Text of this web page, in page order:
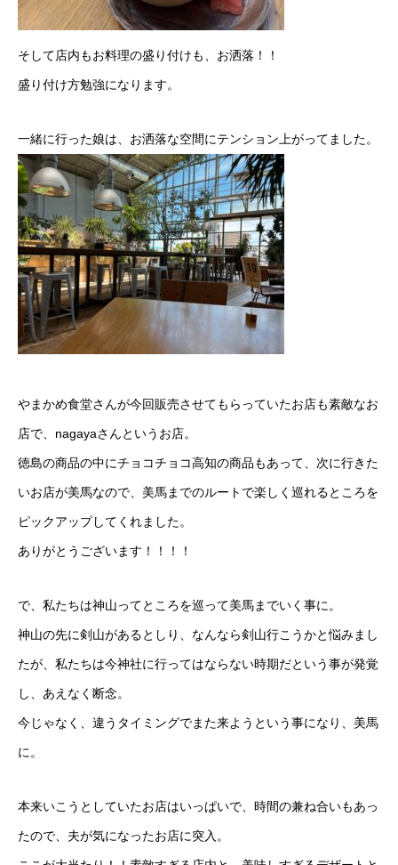
そして店内もお料理の盛り付けも、お洒落！！
盛り付け方勉強になります。
一緒に行った娘は、お洒落な空間にテンション上がってました。
やまかめ食堂さんが今回販売させてもらっていたお店も素敵なお
店で、 nagayaさんというお店。
徳島の商品の中にチョコチョコ高知の商品もあって、次に行きた
いお店が美馬なので、美馬までのルートで楽しく巡れるところを
ピックアップしてくれました。
ありがとうございます！！！！
で、私たちは神山ってところを巡って美馬までいく事に。
神山の先に剣山があるとしり、なんなら剣山行こうかと悩みまし
たが、私たちは今神社に行ってはならない時期だという事が発覚
し、あえなく断念。
今じゃなく、違うタイミングでまた来ようという事になり、美馬
に。
本来いこうとしていたお店はいっぱいで、時間の兼ね合いもあっ
たので、夫が気になったお店に突入。